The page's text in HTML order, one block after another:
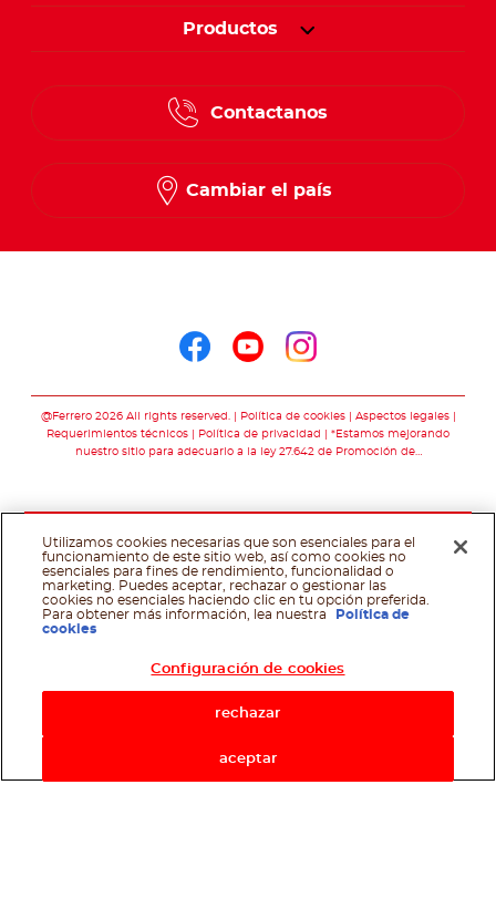
Productos
Contactanos
Cambiar el país
@Ferrero 2026 All rights reserved. Política de cookies
Aspectos legales
Requerimientos técnicos
Política de privacidad
*Estamos mejorando
nuestro sitio para adecuarlo a la ley 27.642 de Promoción de…
Utilizamos cookies necesarias que son esenciales para el
funcionamiento de este sitio web, así como cookies no
esenciales para fines de rendimiento, funcionalidad o
marketing. Puedes aceptar, rechazar o gestionar las
cookies no esenciales haciendo clic en tu opción preferida.
Para obtener más información, lea nuestra
Política de
cookies
Configuración de cookies
rechazar
aceptar